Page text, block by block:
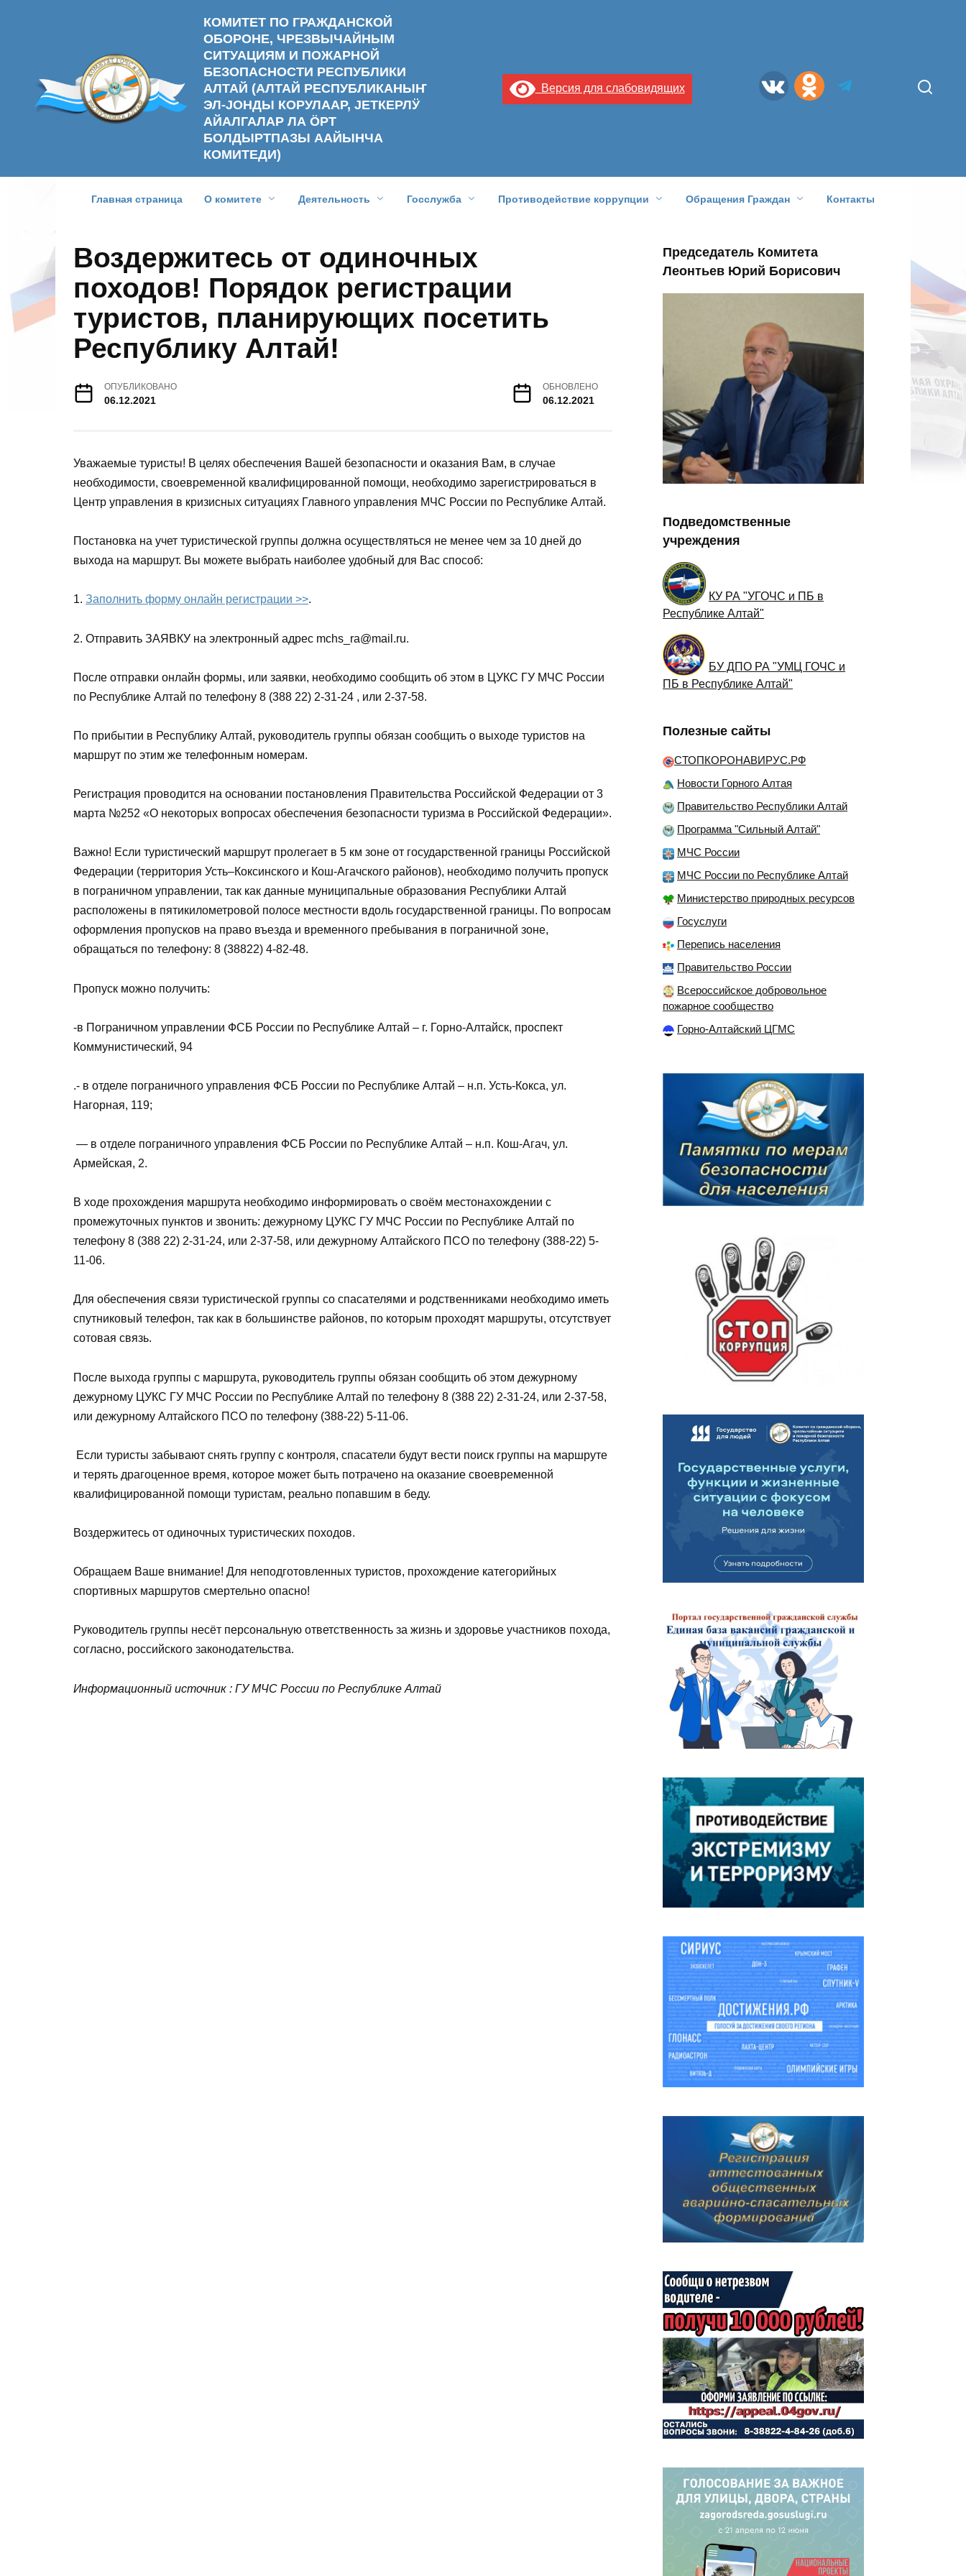
КОМИТЕТ ПО ГРАЖДАНСКОЙ
ОБОРОНЕ, ЧРЕЗВЫЧАЙНЫМ
СИТУАЦИЯМ И ПОЖАРНОЙ
БЕЗОПАСНОСТИ РЕСПУБЛИКИ
АЛТАЙ (АЛТАЙ РЕСПУБЛИКАНЫҤ
ЭЛ-ЈОНДЫ КОРУЛААР, ЈЕТКЕРЛӰ
АЙАЛГАЛАР ЛА ӦРТ
БОЛДЫРТПАЗЫ ААЙЫНЧА
КОМИТЕДИ)
Версия для слабовидящих
Главная страница О комитете Деятельность Госслужба Противодействие коррупции Обращения Граждан Контакты
Воздержитесь от одиночных
походов! Порядок регистрации
туристов, планирующих посетить
Республику Алтай!
ОПУБЛИКОВАНО
06.12.2021
ОБНОВЛЕНО
06.12.2021
Уважаемые туристы! В целях обеспечения Вашей безопасности и оказания Вам, в случае
необходимости, своевременной квалифицированной помощи, необходимо зарегистрироваться в
Центр управления в кризисных ситуациях Главного управления МЧС России по Республике Алтай.
Постановка на учет туристической группы должна осуществляться не менее чем за 10 дней до
выхода на маршрут. Вы можете выбрать наиболее удобный для Вас способ:
1. Заполнить форму онлайн регистрации >>.
2. Отправить ЗАЯВКУ на электронный адрес mchs_ra@mail.ru.
После отправки онлайн формы, или заявки, необходимо сообщить об этом в ЦУКС ГУ МЧС России
по Республике Алтай по телефону 8 (388 22) 2-31-24 , или 2-37-58.
По прибытии в Республику Алтай, руководитель группы обязан сообщить о выходе туристов на
маршрут по этим же телефонным номерам.
Регистрация проводится на основании постановления Правительства Российской Федерации от 3
марта №252 «О некоторых вопросах обеспечения безопасности туризма в Российской Федерации».
Важно! Если туристический маршрут пролегает в 5 км зоне от государственной границы Российской
Федерации (территория Усть–Коксинского и Кош-Агачского районов), необходимо получить пропуск
в пограничном управлении, так как данные муниципальные образования Республики Алтай
расположены в пятикилометровой полосе местности вдоль государственной границы. По вопросам
оформления пропусков на право въезда и временного пребывания в пограничной зоне,
обращаться по телефону: 8 (38822) 4-82-48.
Пропуск можно получить:
-в Пограничном управлении ФСБ России по Республике Алтай – г. Горно-Алтайск, проспект
Коммунистический, 94
.- в отделе пограничного управления ФСБ России по Республике Алтай – н.п. Усть-Кокса, ул.
Нагорная, 119;
— в отделе пограничного управления ФСБ России по Республике Алтай – н.п. Кош-Агач, ул.
Армейская, 2.
В ходе прохождения маршрута необходимо информировать о своём местонахождении с
промежуточных пунктов и звонить: дежурному ЦУКС ГУ МЧС России по Республике Алтай по
телефону 8 (388 22) 2-31-24, или 2-37-58, или дежурному Алтайского ПСО по телефону (388-22) 5-
11-06.
Для обеспечения связи туристической группы со спасателями и родственниками необходимо иметь
спутниковый телефон, так как в большинстве районов, по которым проходят маршруты, отсутствует
сотовая связь.
После выхода группы с маршрута, руководитель группы обязан сообщить об этом дежурному
дежурному ЦУКС ГУ МЧС России по Республике Алтай по телефону 8 (388 22) 2-31-24, или 2-37-58,
или дежурному Алтайского ПСО по телефону (388-22) 5-11-06.
Если туристы забывают снять группу с контроля, спасатели будут вести поиск группы на маршруте
и терять драгоценное время, которое может быть потрачено на оказание своевременной
квалифицированной помощи туристам, реально попавшим в беду.
Воздержитесь от одиночных туристических походов.
Обращаем Ваше внимание! Для неподготовленных туристов, прохождение категорийных
спортивных маршрутов смертельно опасно!
Руководитель группы несёт персональную ответственность за жизнь и здоровье участников похода,
согласно, российского законодательства.
Информационный источник : ГУ МЧС России по Республике Алтай
Председатель Комитета
Леонтьев Юрий Борисович
Подведомственные
учреждения
КУ РА "УГОЧС и ПБ в
Республике Алтай"
БУ ДПО РА "УМЦ ГОЧС и
ПБ в Республике Алтай"
Полезные сайты
СТОПКОРОНАВИРУС.РФ
Новости Горного Алтая
Правительство Республики Алтай
Программа "Сильный Алтай"
МЧС России
МЧС России по Республике Алтай
Министерство природных ресурсов
Госуслуги
Перепись населения
Правительство России
Всероссийское добровольное
пожарное сообщество
Горно-Алтайский ЦГМС